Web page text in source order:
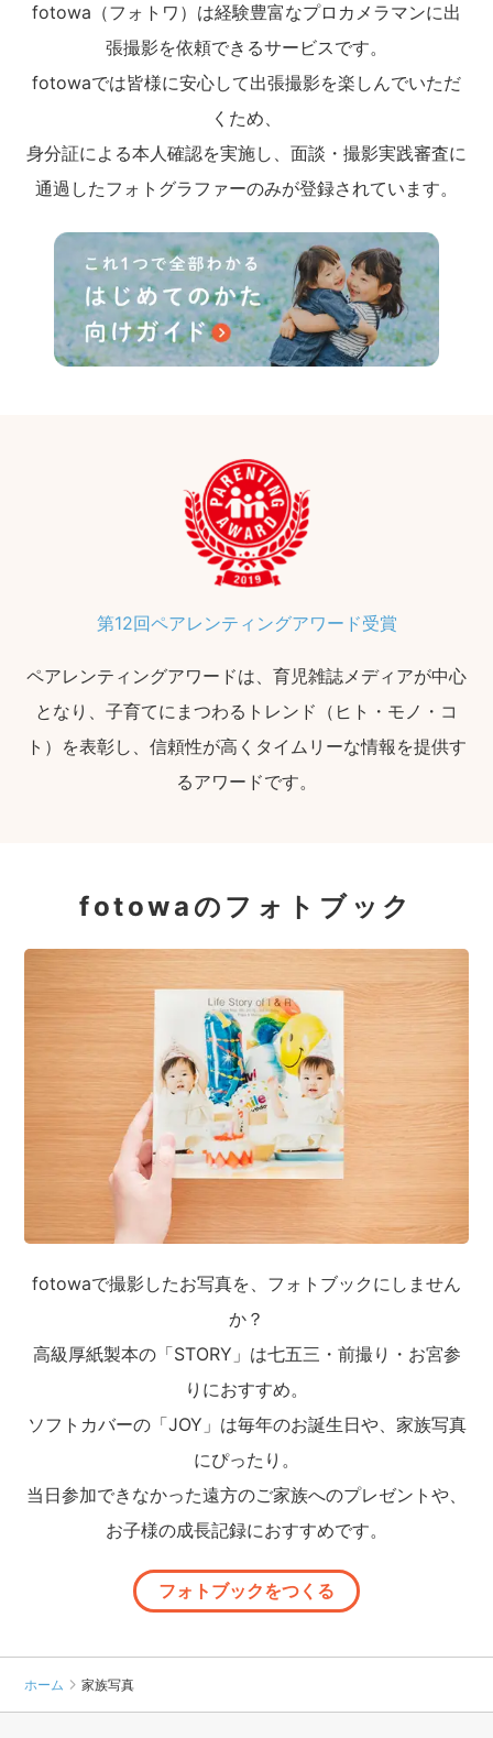
fotowa（フォトワ）は経験豊富なプロカメラマンに出
張撮影を依頼できるサービスです。
fotowaでは皆様に安心して出張撮影を楽しんでいただ
くため、
身分証による本人確認を実施し、面談・撮影実践審査に
通過したフォトグラファーのみが登録されています。
第12回ペアレンティングアワード受賞
ペアレンティングアワードは、育児雑誌メディアが中心
となり、子育てにまつわるトレンド（ヒト・モノ・コ
ト）を表彰し、信頼性が高くタイムリーな情報を提供す
るアワードです。
fotowaのフォトブック
fotowaで撮影したお写真を、フォトブックにしません
か？
高級厚紙製本の「STORY」は七五三・前撮り・お宮参
りにおすすめ。
ソフトカバーの「JOY」は毎年のお誕生日や、家族写真
にぴったり。
当日参加できなかった遠方のご家族へのプレゼントや、
お子様の成長記録におすすめです。
フォトブックをつくる
ホーム 家族写真